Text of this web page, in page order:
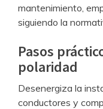
mantenimiento,
siguiendo la
Pasos
polaridad
Desenergiza la
conductores y